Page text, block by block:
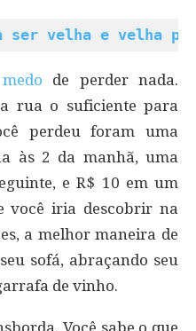
ser velha e velha
de perder nada.
rua o suficiente para
perdeu foram uma
às 2 da manhã, uma
e R$ 10 em um
você iria descobrir na
a melhor maneira de
sofá, abraçando seu
de vinho.